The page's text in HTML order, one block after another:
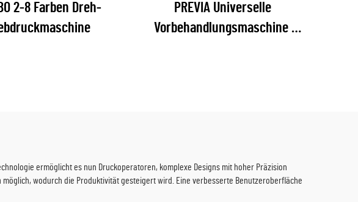
2-8 Farben Dreh-
PREVIA Universelle
Vorbehandlungsmaschine
ermöglicht es nun Druckoperatoren, komplexe Designs mit hoher Präzision
wodurch die Produktivität gesteigert wird. Eine verbesserte Benutzeroberfläche